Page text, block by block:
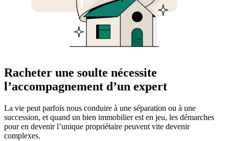
Racheter une soulte nécessite
l’accompagnement d’un expert
La vie peut parfois nous conduire à une séparation ou à une
succession, et quand un bien immobilier est en jeu, les démarches
pour en devenir l’unique propriétaire peuvent vite devenir
complexes.